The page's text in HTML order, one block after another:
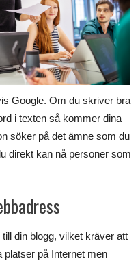
Google. Om du skriver bra
i texten så kommer dina
söker på det ämne som du
direkt kan nå personer som
din blogg, vilket kräver att
platser på Internet men